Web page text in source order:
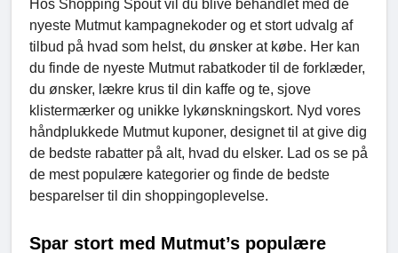
Hos Shopping Spout vil du blive behandlet med de
nyeste Mutmut kampagnekoder og et stort udvalg af
tilbud på hvad som helst, du ønsker at købe. Her kan
du finde de nyeste Mutmut rabatkoder til de forklæder,
du ønsker, lækre krus til din kaffe og te, sjove
klistermærker og unikke lykønskningskort. Nyd vores
håndplukkede Mutmut kuponer, designet til at give dig
de bedste rabatter på alt, hvad du elsker. Lad os se på
de mest populære kategorier og finde de bedste
besparelser til din shoppingoplevelse.
Spar stort med Mutmut’s populære